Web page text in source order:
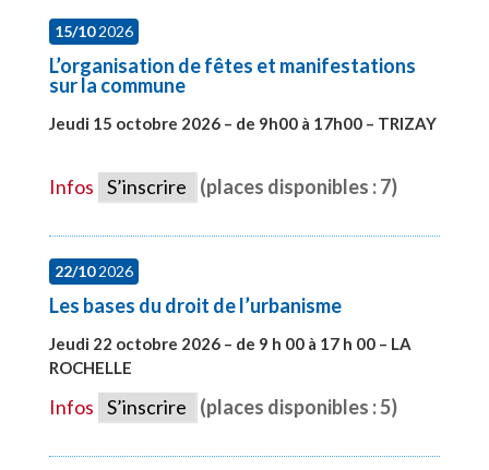
15/102026
L’organisation de fêtes et manifestations
sur la commune
Jeudi 15 octobre 2026 – de 9h00 à 17h00 – TRIZAY
Infos S’inscrire (places disponibles : 7)
22/102026
Les bases du droit de l’urbanisme
Jeudi 22 octobre 2026 – de 9 h 00 à 17 h 00 – LA
ROCHELLE
Infos S’inscrire (places disponibles : 5)